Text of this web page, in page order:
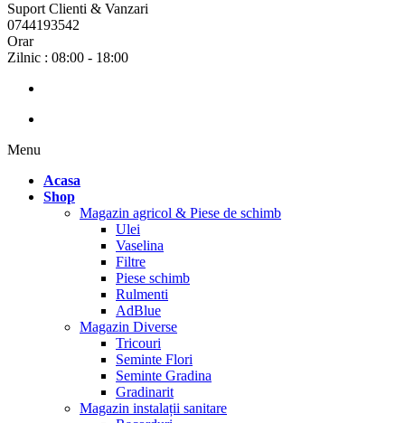
Suport Clienti & Vanzari
0744193542
Orar
Zilnic : 08:00 - 18:00
Menu
Acasa
Shop
Magazin agricol & Piese de schimb
Ulei
Vaselina
Filtre
Piese schimb
Rulmenti
AdBlue
Magazin Diverse
Tricouri
Seminte Flori
Seminte Gradina
Gradinarit
Magazin instalații sanitare